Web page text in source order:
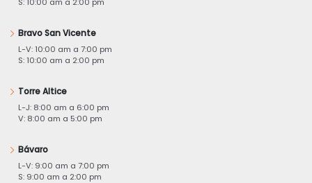
Bravo San Vicente
L-V: 10:00 am a 7:00 pm
S: 10:00 am a 2:00 pm
Torre Altice
L-J: 8:00 am a 6:00 pm
V: 8:00 am a 5:00 pm
Bávaro
L-V: 9:00 am a 7:00 pm
S: 9:00 am a 2:00 pm